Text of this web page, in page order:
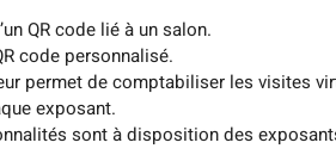
QR code lié à un salon.
code personnalisé.
permet de comptabiliser les visites
exposant.
sont à disposition des